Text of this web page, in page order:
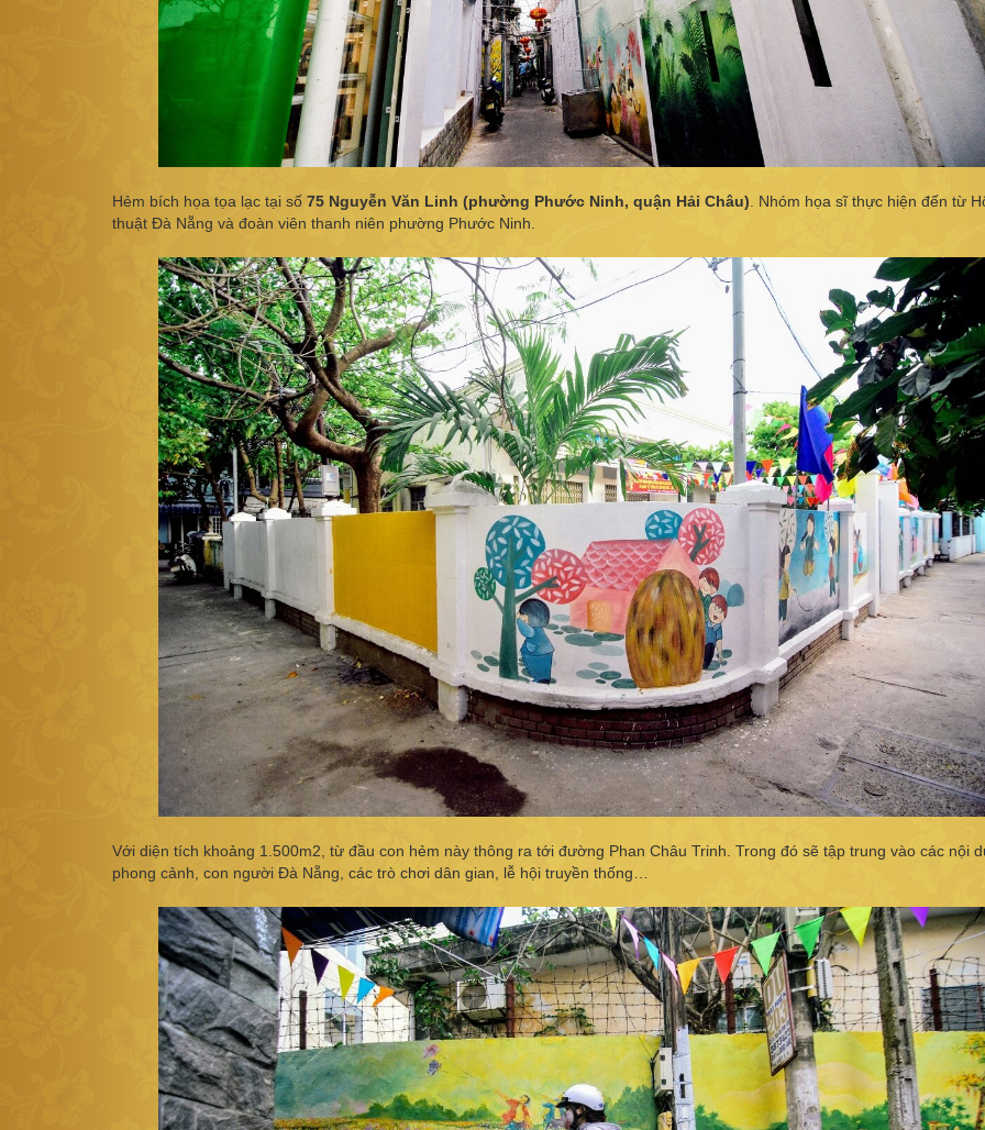
Hẻm bích họa tọa lạc tại số 75 Nguyễn Văn Linh (phường Phước Ninh, quận Hải Châu). Nhóm họa sĩ thực hiện đến từ
thuật Đà Nẵng và đoàn viên thanh niên phường Phước Ninh.
Với diện tích khoảng 1.500m2, từ đầu con hẻm này thông ra tới đường Phan Châu Trinh. Trong đó sẽ tập trung vào các nội
phong cảnh, con người Đà Nẵng, các trò chơi dân gian, lễ hội truyền thống…